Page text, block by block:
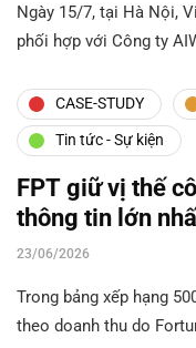
Ngày 15/7, tại Hà Nội,
phối hợp với Công ty
CASE-STUDY
Tin tức - Sự kiện
FPT giữ vị thế
thông tin lớn
Asia 500
23/06/2026
Trong bảng xếp hạng
theo doanh thu do